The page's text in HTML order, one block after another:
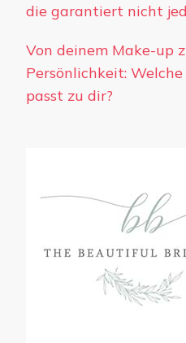
die garantiert nicht
Von deinem Make-up
Persönlichkeit:
passt zu dir?